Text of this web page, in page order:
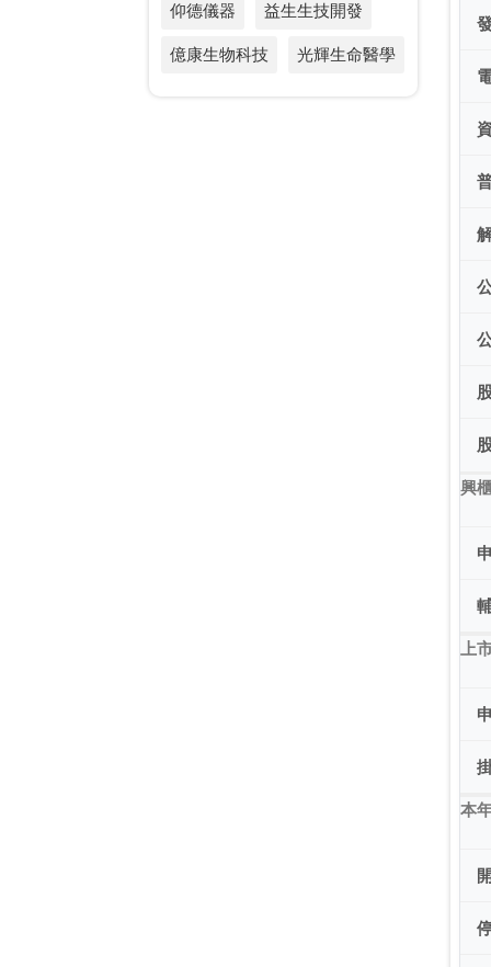
仰德儀器 益生生技開發
億康生物科技 光輝生命醫學
興
上
本